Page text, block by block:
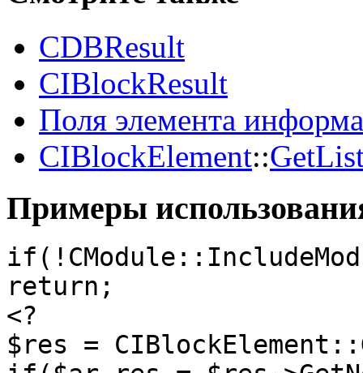
CDBResult
CIBlockResult
Поля элемента
CIBlockElement::
Примеры
return;
<?
$res =